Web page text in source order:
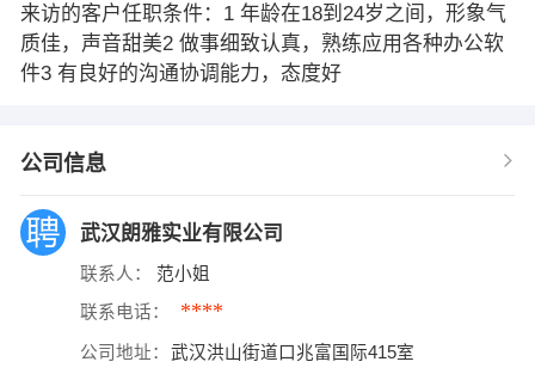
来访的客户任职条件：1 年龄在18到24岁之间，形象气
质佳，声音甜美2 做事细致认真，熟练应用各种办公软
件3 有良好的沟通协调能力，态度好
公司信息
武汉朗雅实业有限公司
联系人： 范小姐
联系电话： ****
公司地址： 武汉洪山街道口兆富国际415室